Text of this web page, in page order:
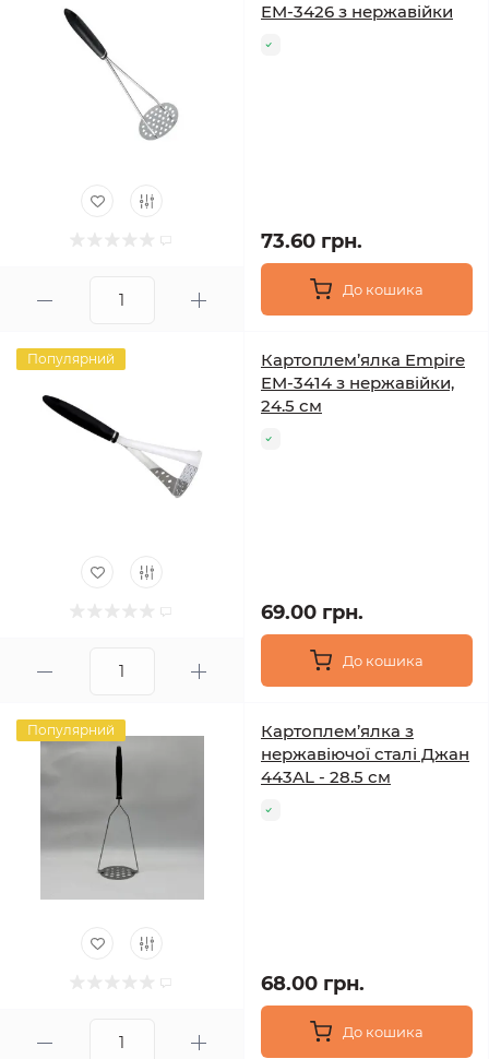
EM-3426 з нержавійки
73.60 грн.
До кошика
Популярний
Картоплем’ялка Empire
EM-3414 з нержавійки,
24.5 см
69.00 грн.
До кошика
Популярний
Картоплем’ялка з
нержавіючої сталі Джан
443AL - 28.5 см
68.00 грн.
До кошика